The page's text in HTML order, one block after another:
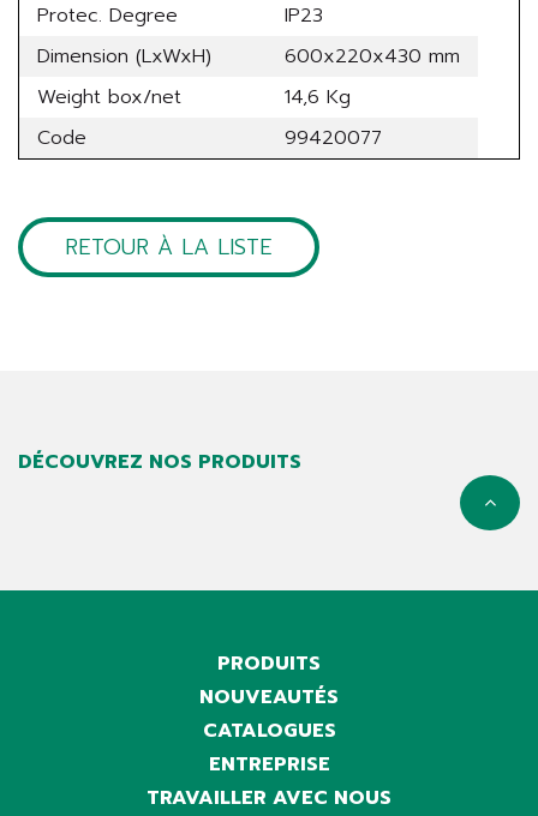
Protec. Degree
IP23
Dimension (LxWxH)
600x220x430 mm
Weight box/net
14,6 Kg
Code
99420077
RETOUR À LA LISTE
DÉCOUVREZ NOS PRODUITS
PRODUITS
NOUVEAUTÉS
CATALOGUES
ENTREPRISE
TRAVAILLER AVEC NOUS